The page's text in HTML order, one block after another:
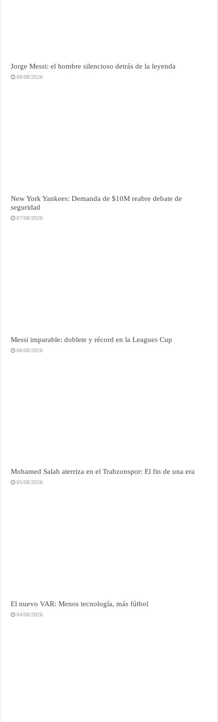
Jorge Messi: el hombre silencioso detrás de la leyenda
08/08/2026
New York Yankees: Demanda de $10M reabre debate de
seguridad
07/08/2026
Messi imparable: doblete y récord en la Leagues Cup
06/08/2026
Mohamed Salah aterriza en el Trabzonspor: El fin de una era
05/08/2026
El nuevo VAR: Menos tecnología, más fútbol
04/08/2026